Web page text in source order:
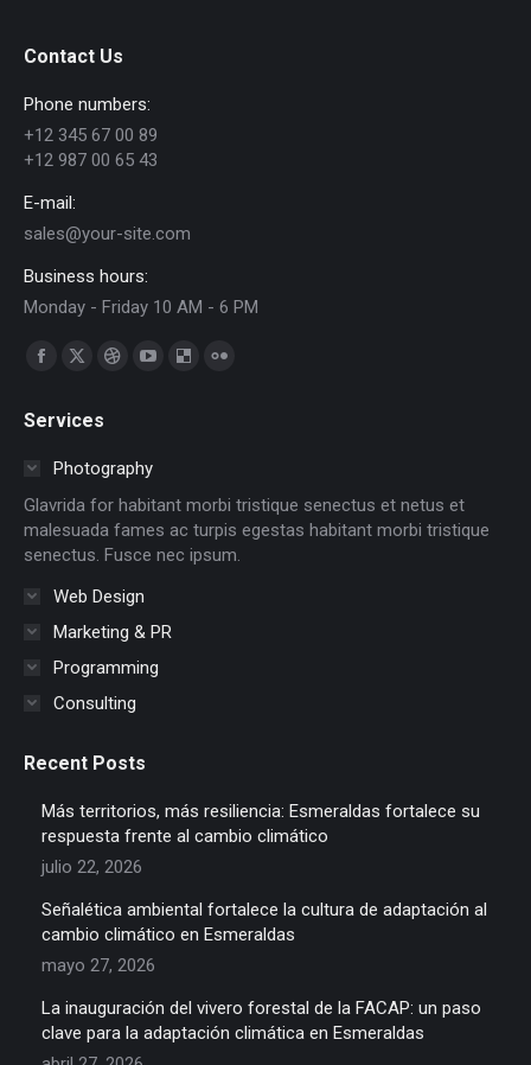
Contact Us
Phone numbers:
+12 345 67 00 89
+12 987 00 65 43
E-mail:
sales@your-site.com
Business hours:
Monday - Friday 10 AM - 6 PM
Encuéntranos en:
Facebook
opens
window
X
opens
in
window
Dribbble
in
window
YouTube
in
window
Delicious
windowwindow
Services
Photography
Glavrida for habitant morbi tristique senectus et netus et
malesuada fames ac turpis egestas habitant morbi tristique
senectus. Fusce nec ipsum.
Web Design
Marketing & PR
Programming
Consulting
Recent Posts
Más territorios, más resiliencia: Esmeraldas fortalece su
respuesta frente al cambio climático
julio 22, 2026
Señalética ambiental fortalece la cultura de adaptación al
cambio climático en Esmeraldas
mayo 27, 2026
La inauguración del vivero forestal de la FACAP: un paso
clave para la adaptación climática en Esmeraldas